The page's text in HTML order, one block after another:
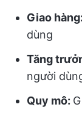
Giao hàng:
dùng
Tăng
người
Quy mô: